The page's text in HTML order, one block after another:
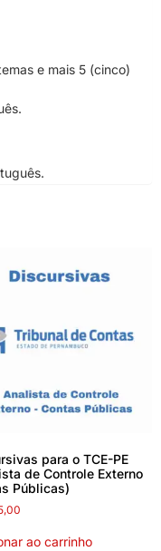
e mais 5 (cinco)
para o TCE-PE
de Controle Externo
Públicas)
ao carrinho